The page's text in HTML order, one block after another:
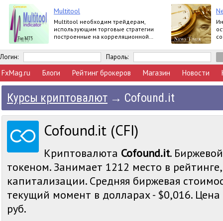
Multitool
Multitool необходим трейдерам,
использующим торговые стратегии
построенные на корреляционной
Логин: Пароль:
FxMag.ru Блоги Рейтинг брокеров Магазин Новости
Курсы криптовалют → Cofound.it
Cofound.it (CFI)
Криптовалюта Cofound.it.
токеном. Занимает 1212 место в
капитализации. Средняя биржевая
текущий момент в долларах - $0,016. Цена
руб.